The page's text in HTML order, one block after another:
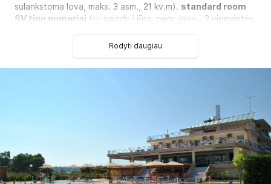
sulankstoma lova, maks. 3 asm., 21 kv.m). standard room
SV tipo numeriai (su vaizdu į jūrą, pagr. lova - 2 vienvietės
family room tipo numeriai
dvigulė, papild. - 2 vienvietės, maks. 4 asm., 42 kv.m).
Rankšluosčių keitimas: 3 kartus per savaitę
Numerių tvarkymas: 3 kartus per savaitę
Plaukų džiovintuvas: pagal atskirą užklausimą
Balkonas/terasa
Rodyti daugiau